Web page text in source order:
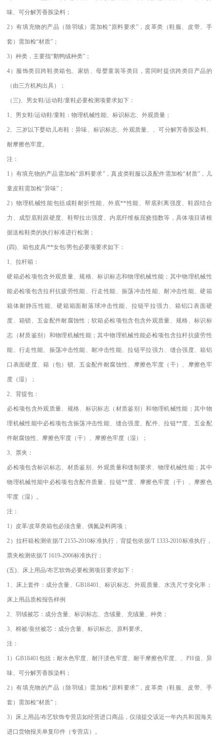
味、可分解芳香胺染料；
2）有填充物的产品（除羽绒）需加检“原料要求”，皮革类（鞋服、皮带、手
套）需加检“材质”；
3）种类，主要指“鹅鸭绒种类”；
4）服饰类目跨鞋类箱包、家纺、母婴童装等类目，需同时提供跨类目产品的
（由三方机构出具）；
（三)、男女鞋/运动鞋/童鞋必要检测项要求如下：
1、男女鞋/运动鞋/童鞋：物理机械性能、标识标志、外观质量；
2、三岁以下婴幼儿布鞋：异味、标识标志、外观质量、、可分解芳香胺染料、
耐摩擦色牢度。
注：
1）有填充物的产品需加检“原料要求”，真皮类鞋服以及配件需加检“材质”，儿
童皮鞋需加检“异味”；
2）物理机械性能包括成鞋耐折性能、外底**性能、帮底剥离强度、鞋跟结合
力、成型底鞋跟硬度、鞋帮拉出强度、内底纤维板屈挠指数等，具体项目请根
据送检鞋类的执行标准进行检测；
(四)、箱包皮具/**女包/男包必要项要求如下：
1、拉杆箱：
硬箱必检项包含外观质量、规格、标识标志和物理机械性能；其中物理机械性
能必检项包含拉杆抗疲劳性能、行走性能、振荡冲击性能、耐冲击性能、硬箱
箱体耐静压性能、硬箱箱面耐落球冲击性能、拉链平拉强力、箱铝口表面硬
度、箱锁、五金配件耐腐蚀性；软箱必检项包含包含外观质量、规格、标识标
志（材质鉴别）和物理机械性能；其中物理机械性能必检项包含拉杆抗疲劳性
能、行走性能、振荡冲击性能、耐冲击性能、拉链平拉强力、缝合强度、箱铝
口表面硬度、箱（包）锁、五金配件耐腐蚀性、摩擦色牢度（干）、摩擦色牢
度（湿）；
2、背提包：
必检项包含外观质量、规格、标识标志（材质鉴别）和物理机械性能；其中物
理机械性能中必检项包含振荡冲击性能、缝合强度、配件、拉链**度、五金配
件耐腐蚀性、摩擦色牢度（干）、摩擦色牢度（湿）；
3、票夹：
必检项包含标识标志、材质鉴别、外观质量和缝制要求、物理机械性能；其中
物理机械性能中必检项包含配件质量、拉链**度、摩擦色牢度（干）、摩擦色
牢度（湿）。
注：
1）皮革/皮草类箱包必须含量、偶氮染料两项；
2）拉杆箱检测依据/T 2155-2010标准执行，背提包依据/T 1333-2010标准执行，
票夹检测依据/T 1619-2006标准执行；
(五)、床上用品/布艺软饰必要检测项目要求如下：
1、床上套件：成分含量、GB18401、标识标志、外观质量、水洗尺寸变化率；
床上用品质检报告样例
2、羽绒被芯：成分含量、标识标志、含绒量、充绒量、种类；
3、棉被/蚕丝被芯：成分含量、标识标志、原料要求。
注：
1）GB18401包括：耐水色牢度、耐汗渍色牢度、耐干摩擦色牢度、、PH值、异
味、可分解芳香胺染料；
2）有填充物的产品（除羽绒）需加检“原料要求”，皮革类（鞋服、皮带、手
套）需加检“材质”；
3）床上用品/布艺软饰专营店如经营进口商品，仅须提交该近一年内共和国海关
进口货物报关单复印件（专营店）。